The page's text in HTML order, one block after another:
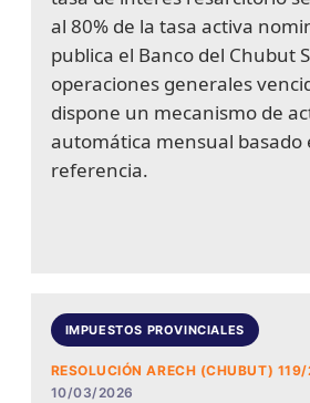
al 80% de la tasa activa
publica el Banco del Chubut
operaciones generales
dispone un mecanismo de
automática mensual basado
referencia.
IMPUESTOS PROVINCIALES
RESOLUCIÓN ARECH (CHUBUT)
10/03/2026